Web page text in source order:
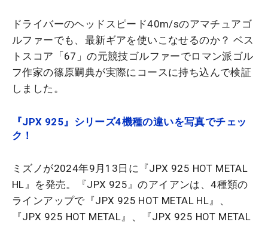
ドライバーのヘッドスピード40m/sのアマチュアゴ
ルファーでも、最新ギアを使いこなせるのか？ ベス
トスコア「67」の元競技ゴルファーでロマン派ゴル
フ作家の篠原嗣典が実際にコースに持ち込んで検証
しました。
『JPX 925』シリーズ4機種の違いを写真でチェッ
ク！
ミズノが2024年9月13日に『JPX 925 HOT METAL
HL』を発売。『JPX 925』のアイアンは、4種類の
ラインアップで『JPX 925 HOT METAL HL』、
『JPX 925 HOT METAL』、『JPX 925 HOT METAL